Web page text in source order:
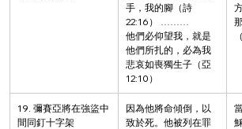
手，我的腳（詩
22:16） ………
他們必仰望我，就是
他們所扎的，必為我
悲哀如喪獨生子（亞
12:10）
19. 彌賽亞將在強盜中
間同釘十字架
因為他將命傾倒，以
致於死。他被列在罪